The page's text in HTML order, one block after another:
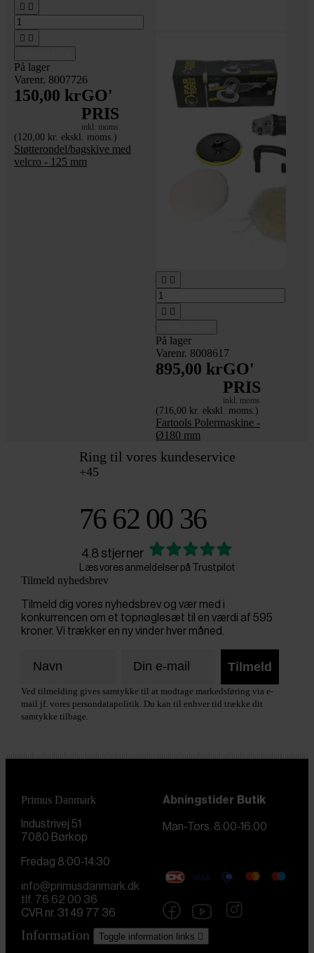
 
 
På lager
Varenr. 8007726
150,00 krGO'
PRIS
inkl. moms
(120,00 kr. ekskl. moms.)
Støtterondel/bagskive med
velcro - 125 mm
 
 
På lager
Varenr. 8008617
895,00 krGO'
PRIS
inkl. moms
(716,00 kr. ekskl. moms.)
Fartools Polermaskine -
Ø180 mm
Ring til vores kundeservice
+45
76 62 00 36
4.8 stjerner
Læs vores anmeldelser på Trustpilot
Tilmeld nyhedsbrev
Tilmeld dig vores nyhedsbrev og vær med i
konkurrencen om et topnøglesæt til en værdi af 595
kroner. Vi trækker en ny vinder hver måned.
Tilmeld
Ved tilmelding gives samtykke til at modtage markedsføring via e-
mail jf. vores persondatapolitik. Du kan til enhver tid trække dit
samtykke tilbage.
Primus Danmark
Industrivej 51
7080 Børkop
Åbningstider Butik
Man-Tors. 8:00-16:00
Fredag 8:00-14:30
info@primusdanmark.dk
tlf. 76 62 00 36
CVR nr. 31 49 77 36
Information Toggle information links 